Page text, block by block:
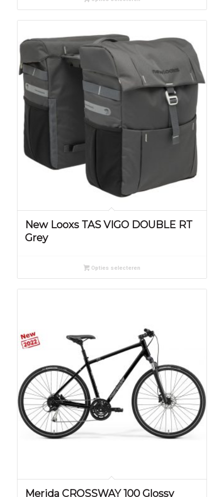
New Looxs TAS VIGO DOUBLE RT
Grey
Opties selecteren
Merida CROSSWAY 100 Glossy